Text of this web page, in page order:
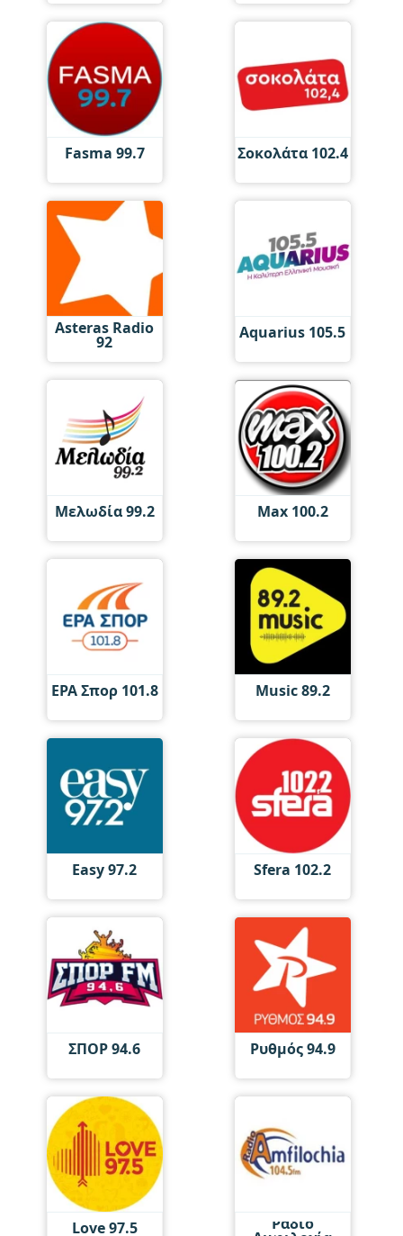
Fasma 99.7 Σοκολάτα 102.4
Asteras Radio
92 Aquarius 105.5
Μελωδία 99.2 Max 100.2
ΕΡΑ Σπορ 101.8 Music 89.2
Easy 97.2 Sfera 102.2
ΣΠΟΡ 94.6 Ρυθμός 94.9
Love 97.5 Ράδιο